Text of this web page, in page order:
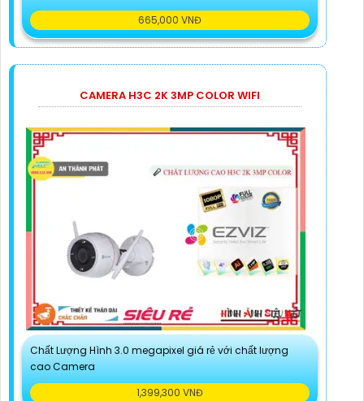
665,000 VNĐ
CAMERA H3C 2K 3MP COLOR WIFI
Chất Lượng Hình 3.0 megapixel giá rẻ với chất lượng
cao Camera
1,399,300 VNĐ